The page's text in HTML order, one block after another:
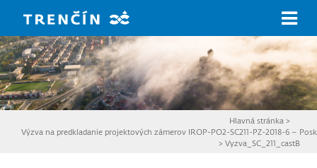
Hlavná stránka >
Výzva na predkladanie projektových zámerov IROP-PO2-SC211-PZ-2018-6 –
> Vyzva_SC_211_castB